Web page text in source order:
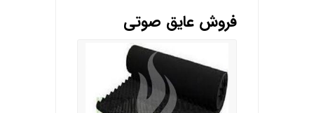
فروش عایق صوتی